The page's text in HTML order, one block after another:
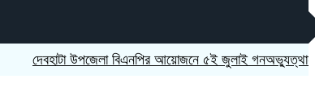
দেবহাটা উপজেলা বিএনপির আয়োজনে ৫ই জুলাই গনঅভ্যুত্থান দিবস